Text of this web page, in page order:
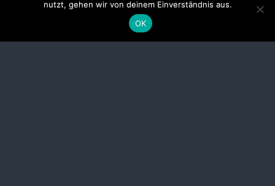
nutzt, gehen wir von deinem Einverständnis aus.
OK